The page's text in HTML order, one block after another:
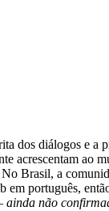
dos diálogos e a
acrescentam ao
Brasil, a
em português,
ainda não